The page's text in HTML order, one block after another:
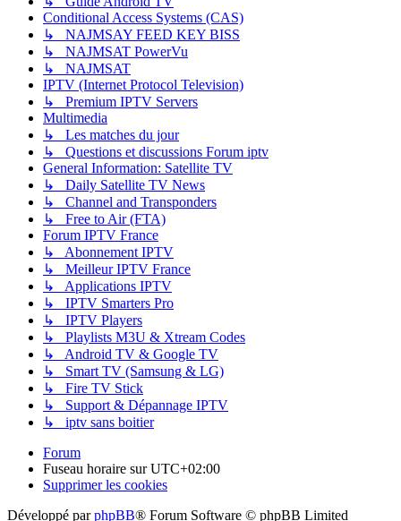
Conditional Access Systems (CAS)
↳ NAJMSAY FEED KEY BISS
↳ NAJMSAT PowerVu
↳ NAJMSAT
IPTV (Internet Protocol Television)
↳ Premium IPTV Servers
Multimedia
↳ Les matches du jour
↳ Questions et discussions Forum iptv
General Information: Satellite TV
↳ Daily Satellite TV News
↳ Channel and Transponders
↳ Free to Air (FTA)
Forum IPTV France
↳ Abonnement IPTV
↳ Meilleur IPTV France
↳ Applications IPTV
↳ IPTV Smarters Pro
↳ IPTV Players
↳ Playlists M3U & Xtream Codes
↳ Android TV & Google TV
↳ Smart TV (Samsung & LG)
↳ Fire TV Stick
↳ Support & Dépannage IPTV
↳ iptv sans boitier
Forum
Fuseau horaire surUTC+02:00
Supprimer les cookies
Développé parphpBB® Forum Software © phpBB Limited